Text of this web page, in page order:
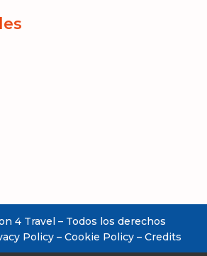
4 Travel – Todos los derechos
Policy– Cookie Policy– Credits